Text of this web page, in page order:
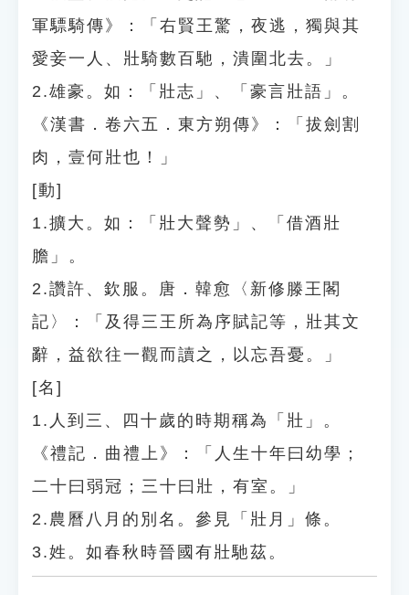
軍驃騎傳》：「右賢王驚，夜逃，獨與其
愛妾一人、壯騎數百馳，潰圍北去。」
2.雄豪。如：「壯志」、「豪言壯語」。
《漢書．卷六五．東方朔傳》：「拔劍割
肉，壹何壯也！」
[動]
1.擴大。如：「壯大聲勢」、「借酒壯
膽」。
2.讚許、欽服。唐．韓愈〈新修滕王閣
記〉：「及得三王所為序賦記等，壯其文
辭，益欲往一觀而讀之，以忘吾憂。」
[名]
1.人到三、四十歲的時期稱為「壯」。
《禮記．曲禮上》：「人生十年曰幼學；
二十曰弱冠；三十曰壯，有室。」
2.農曆八月的別名。參見「壯月」條。
3.姓。如春秋時晉國有壯馳茲。